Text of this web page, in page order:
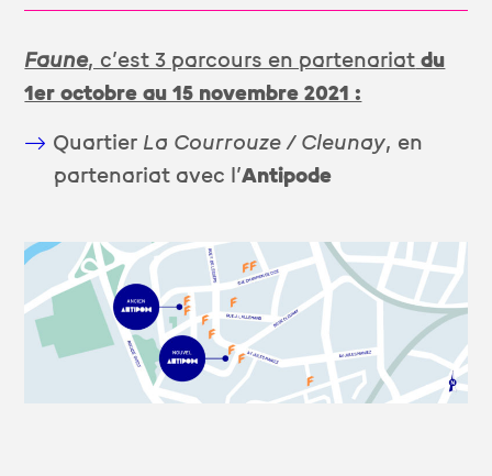
Faune, c’est 3 parcours en partenariat du
1er octobre au 15 novembre 2021 :
Quartier La Courrouze / Cleunay, en
partenariat avec l’Antipode